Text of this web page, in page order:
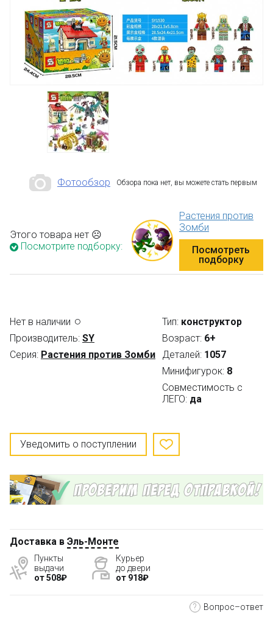
Фотообзор Обзора пока нет, вы можете стать первым
Этого товара нет ☹
Посмотрите подборку:
Растения против
Зомби
Посмотреть
подборку
Нет в наличии
Производитель: SY
Серия: Растения против Зомби
Тип: конструктор
Возраст: 6+
Деталей: 1057
Минифигурок: 8
Совместимость с
ЛЕГО: да
Уведомить о поступлении
Доставка в Эль-Монте
Пункты
выдачи
от 508₽
Курьер
до двери
от 918₽
? Вопрос–ответ